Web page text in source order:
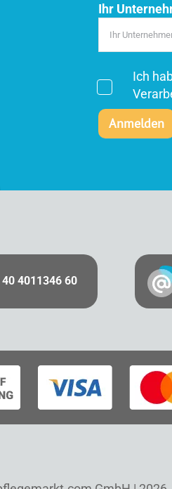
Ihr
Ich
4011346 60